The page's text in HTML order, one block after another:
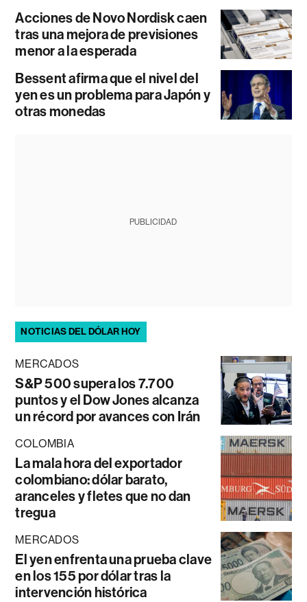
Acciones de Novo Nordisk caen
tras una mejora de previsiones
menor a la esperada
Bessent afirma que el nivel del
yen es un problema para Japón y
otras monedas
PUBLICIDAD
NOTICIAS DEL DÓLAR HOY
MERCADOS
S&P 500 supera los 7.700
puntos y el Dow Jones alcanza
un récord por avances con Irán
COLOMBIA
La mala hora del exportador
colombiano: dólar barato,
aranceles y fletes que no dan
tregua
MERCADOS
El yen enfrenta una prueba clave
en los 155 por dólar tras la
intervención histórica